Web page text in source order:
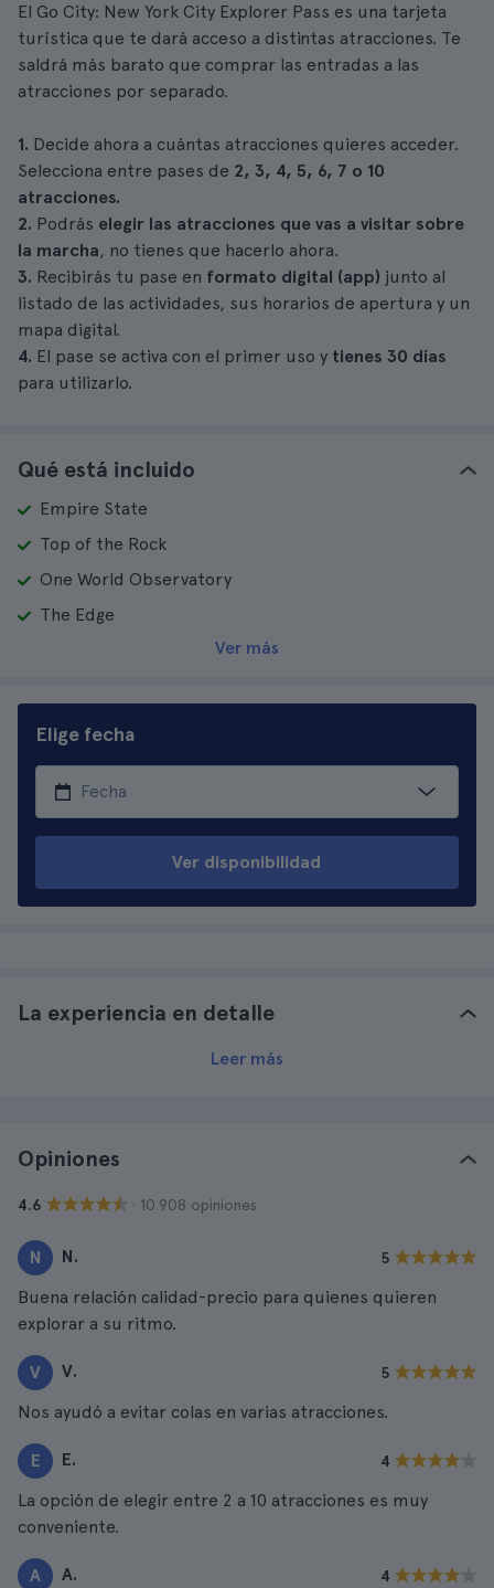
El Go City: New York City Explorer Pass es una tarjeta
turística que te dará acceso a distintas atracciones. Te
saldrá más barato que comprar las entradas a las
atracciones por separado.
1. Decide ahora a cuántas atracciones quieres acceder.
Selecciona entre pases de 2, 3, 4, 5, 6, 7 o 10
atracciones.
2. Podrás elegir las atracciones que vas a visitar sobre
la marcha, no tienes que hacerlo ahora.
3. Recibirás tu pase en formato digital (app) junto al
listado de las actividades, sus horarios de apertura y un
mapa digital.
4. El pase se activa con el primer uso y tienes 30 días
para utilizarlo.
Qué está incluido
Empire State
Top of the Rock
One World Observatory
The Edge
Ver más
Elige fecha
Ver disponibilidad
La experiencia en detalle
Leer más
Opiniones
4.6 · 10.908 opiniones
N N. 5
Buena relación calidad-precio para quienes quieren
explorar a su ritmo.
V V. 5
Nos ayudó a evitar colas en varias atracciones.
E E. 4
La opción de elegir entre 2 a 10 atracciones es muy
conveniente.
A A. 4